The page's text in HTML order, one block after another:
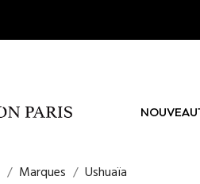
Marques Ushuaïa